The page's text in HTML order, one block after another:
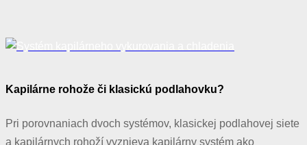
Kapilárne rohože či klasickú podlahovku?
Pri porovnaniach dvoch systémov, klasickej podlahovej siete
a kapilárnych rohoží vyznieva kapilárny systém ako